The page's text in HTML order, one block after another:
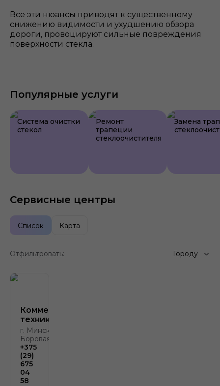
Все эти нюансы приводят к существенному
снижению видимости и ухудшению обзора
дороги, провоцируют сильные повреждения
поверхности стекла.
Популярные услуги
Система очистки
стекол
Ремонт
трапеции
стеклоочистителя
Замена
Сервисные центры
Список Карта
Отфильтровать: Городу
Коммерческая
техника
г. Минск, д.
Боровая, д. 2
+375
(29)
675
04
58